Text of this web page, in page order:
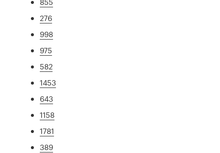
276
998
975
582
1453
643
1158
1781
389